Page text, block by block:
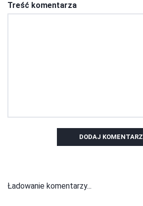
Treść komentarza
DODAJ KOMENTARZ
Ładowanie komentarzy...